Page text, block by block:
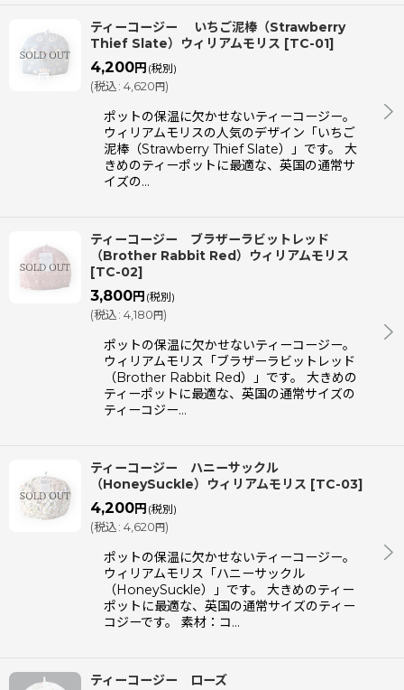
ティーコージー いちご泥棒（Strawberry
Thief Slate）ウィリアムモリス [TC-01]
4,200円 (税別)
(税込: 4,620 円)
ポットの保温に欠かせないティーコージー。
ウィリアムモリスの人気のデザイン「いちご
泥棒（Strawberry Thief Slate）」です。 大
きめのティーポットに最適な、英国の通常サ
イズの…
ティーコージー ブラザーラビットレッド
（Brother Rabbit Red）ウィリアムモリス
[TC-02]
3,800円 (税別)
(税込: 4,180 円)
ポットの保温に欠かせないティーコージー。
ウィリアムモリス「ブラザーラビットレッド
（Brother Rabbit Red）」です。 大きめの
ティーポットに最適な、英国の通常サイズの
ティーコジー…
ティーコージー ハニーサックル
（HoneySuckle）ウィリアムモリス [TC-03]
4,200円 (税別)
(税込: 4,620 円)
ポットの保温に欠かせないティーコージー。
ウィリアムモリス「ハニーサックル
（HoneySuckle）」です。 大きめのティー
ポットに最適な、英国の通常サイズのティー
コジーです。 素材：コ…
ティーコージー ローズ